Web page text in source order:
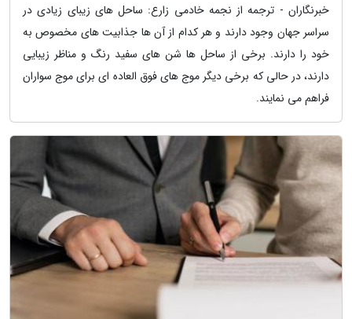
خبرنگاران - ترجمه از نجمه خادمی زارع: ساحل های زیبای زیادی در
سراسر جهان وجود دارند و هر کدام از آن ها جذابیت های مخصوص به
خود را دارند. برخی از ساحل ها شن های سفید رنگ و مناظر زیبایی
دارند، در حالی که برخی دیگر موج های فوق العاده ای برای موج سواران
فراهم می نمایند.